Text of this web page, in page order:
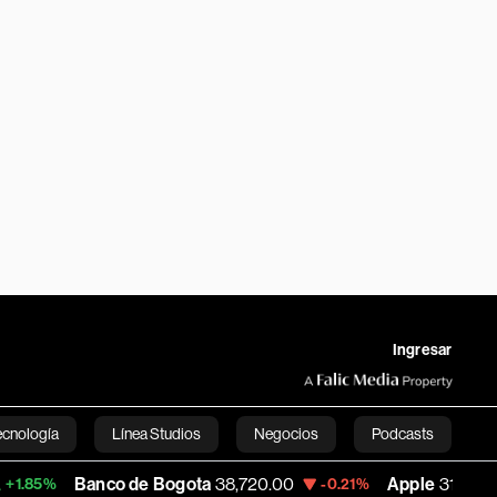
Ingresar
Línea Studios Negocios Podcasts
English
de Bogota 38,720.00 -0.21% Apple 310.94 +0.55%